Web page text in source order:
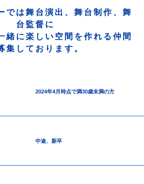
Service
事業内容
Recruit
採用情報
では舞台演出、舞台制作、舞
台監督に
緒に楽しい空間を作れる仲間
集しております。
2024年4月時点で満30歳未満の方
中途、新卒